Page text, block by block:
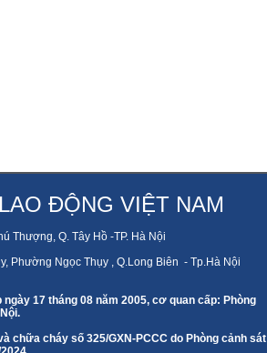
ĐỘNG VIỆT NAM
Thượng, Q. Tây Hồ -TP. Hà Nội
Phường Ngọc Thụy , Q.Long Biên - Tp.Hà Nội
17 tháng 08 năm 2005, cơ quan cấp: Phòng
chữa cháy số 325/GXN-PCCC do Phòng cảnh sát